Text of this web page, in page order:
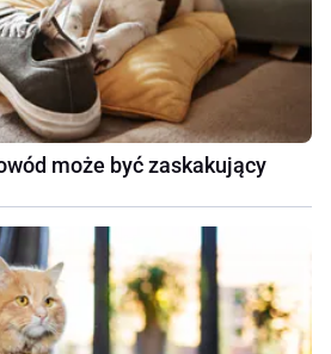
może być zaskakujący